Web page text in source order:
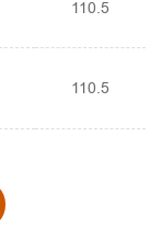
110.5
110.5